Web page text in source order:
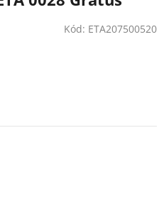
Kód: ETA207500520